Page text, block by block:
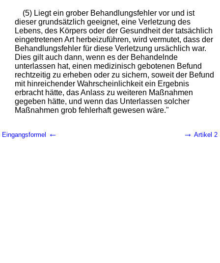
(5) Liegt ein grober Behandlungsfehler vor und ist
dieser grundsätzlich geeignet, eine Verletzung des
Lebens, des Körpers oder der Gesundheit der tatsächlich
eingetretenen Art herbeizuführen, wird vermutet, dass der
Behandlungsfehler für diese Verletzung ursächlich war.
Dies gilt auch dann, wenn es der Behandelnde
unterlassen hat, einen medizinisch gebotenen Befund
rechtzeitig zu erheben oder zu sichern, soweit der Befund
mit hinreichender Wahrscheinlichkeit ein Ergebnis
erbracht hätte, das Anlass zu weiteren Maßnahmen
gegeben hätte, und wenn das Unterlassen solcher
Maßnahmen grob fehlerhaft gewesen wäre."
Eingangsformel ← → Artikel 2